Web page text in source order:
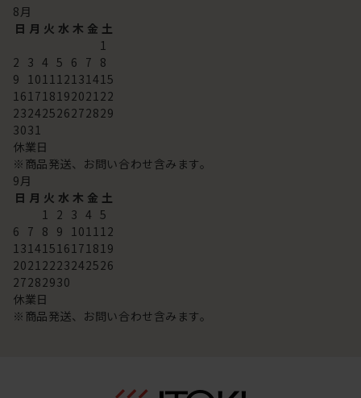
8月
日 月 火 水 木 金 土
1
2 3 4 5 6 7 8
9 101112131415
16171819202122
23242526272829
3031
休業日
※商品発送、お問い合わせ含みます。
9月
日 月 火 水 木 金 土
1 2 3 4 5
6 7 8 9 101112
13141516171819
20212223242526
27282930
休業日
※商品発送、お問い合わせ含みます。